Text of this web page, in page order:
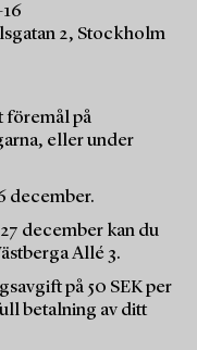
2, Stockholm
föremål på
eller under
december.
december kan du
Allé 3.
på 50 SEK per
betalning av ditt